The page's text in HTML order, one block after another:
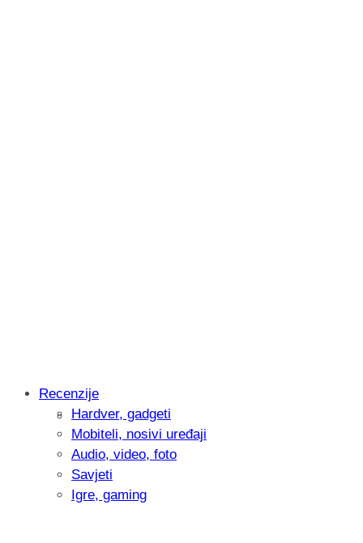
Intervju: Goran Jović, fotograf -
Recenzije
Hardver, gadgeti
Mobiteli, nosivi uređaji
Audio, video, foto
Savjeti
Igre, gaming